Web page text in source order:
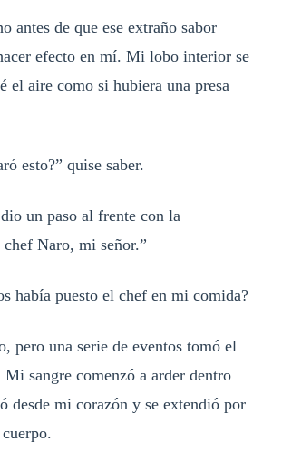
antes de que ese extraño sabor
efecto en mí. Mi lobo interior se
el aire como si hubiera una presa
esto?” quise saber.
un paso al frente con la
chef Naro, mi señor.”
había puesto el chef en mi comida?
pero una serie de eventos tomó el
sangre comenzó a arder dentro
desde mi corazón y se extendió por